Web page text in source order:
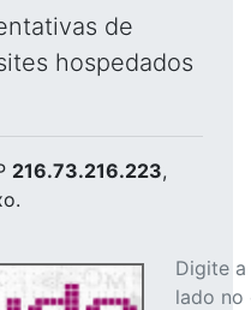
de
hospedados
216.73.216.223,
Digite
lado no